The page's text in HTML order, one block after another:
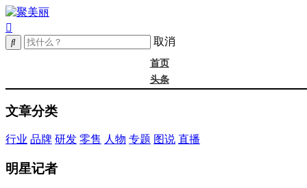
取消
首页
头条
成分
文章分类
行业 品牌 研发 零售 人物 专题 图说 直播
明星记者